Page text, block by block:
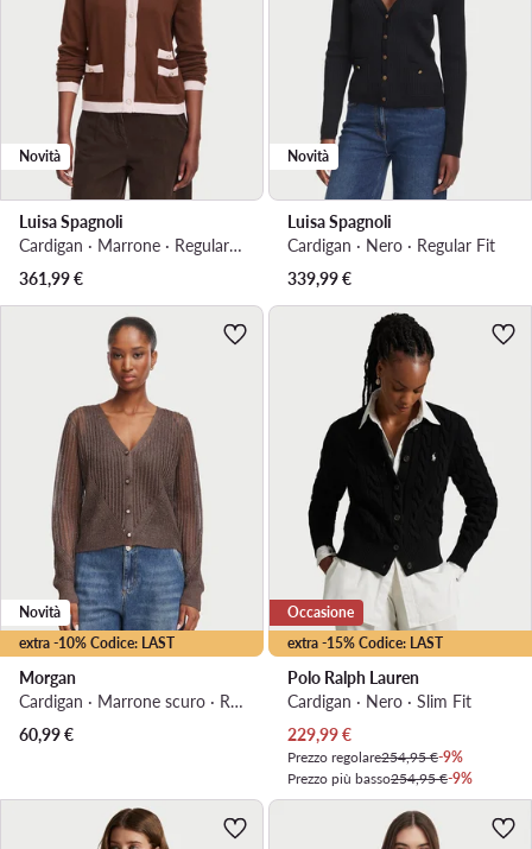
Novità
Luisa Spagnoli
Cardigan · Marrone · Regular Fit
361,99€
Novità
Luisa Spagnoli
Cardigan · Nero · Regular Fit
339,99€
extra -10% Codice: LAST
Novità
Morgan
Cardigan · Marrone scuro · Regular Fit
60,99€
extra -15% Codice: LAST
Occasione
Polo Ralph Lauren
Cardigan · Nero · Slim Fit
Prezzo attuale
229,99€
Prezzo regolare254,95 €-9%
Prezzo più basso254,95 €-9%